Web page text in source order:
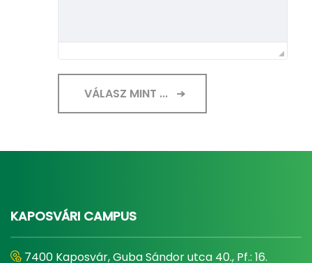
VÁLASZ MINT ...
KAPOSVÁRI CAMPUS
7400 Kaposvár, Guba Sándor utca 40., Pf.: 16.